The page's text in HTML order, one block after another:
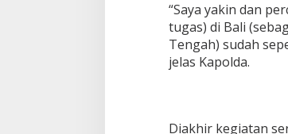
“Saya yakin dan
tugas) di Bali
Tengah) sudah
jelas Kapolda.
Diakhir kegiatan